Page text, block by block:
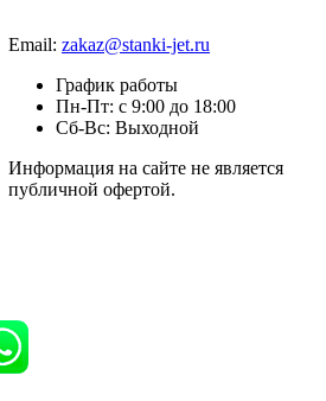
Email: zakaz@stanki-jet.ru
График работы
Пн-Пт: с 9:00 до 18:00
Сб-Вс: Выходной
Информация на сайте не является
публичной офертой.